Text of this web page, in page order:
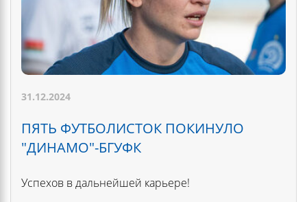
31.12.2024
ПЯТЬ ФУТБОЛИСТОК ПОКИНУЛО
"ДИНАМО"-БГУФК
Успехов в дальнейшей карьере!